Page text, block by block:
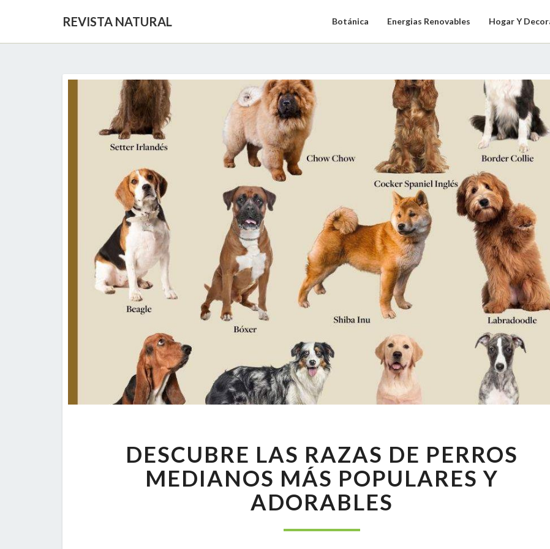
REVISTA NATURAL Botánica Energias Renovables Hogar Y
LAS
RAZAS
DE
PERROS
MEDIANOS
MÁS
DESCUBRE LAS RAZAS DE PERROS
MEDIANOS MÁS POPULARES Y
ADORABLES